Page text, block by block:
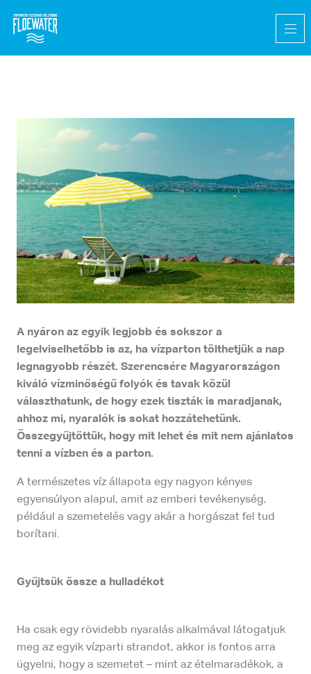
A nyáron az egyik legjobb és sokszor a
legelviselhetőbb is az, ha vízparton tölthetjük a nap
legnagyobb részét. Szerencsére Magyarországon
kiváló vízminőségű folyók és tavak közül
választhatunk, de hogy ezek tiszták is maradjanak,
ahhoz mi, nyaralók is sokat hozzátehetünk.
Összegyűjtöttük, hogy mit lehet és mit nem ajánlatos
tenni a vízben és a parton.
A természetes víz állapota egy nagyon kényes
egyensúlyon alapul, amit az emberi tevékenység,
például a szemetelés vagy akár a horgászat fel tud
borítani.
Gyűjtsük össze a hulladékot
Ha csak egy rövidebb nyaralás alkalmával látogatjuk
meg az egyik vízparti strandot, akkor is fontos arra
ügyelni, hogy a szemetet – mint az ételmaradékok, a